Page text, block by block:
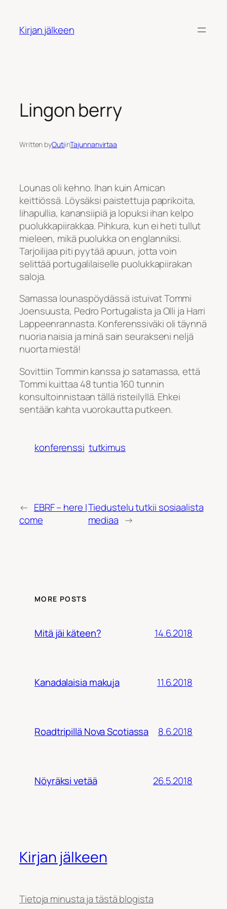
Kirjan jälkeen
Lingon berry
Written byOutiinTajunnanvirtaa
Lounas oli kehno. Ihan kuin Amican
keittiössä. Löysäksi paistettuja paprikoita,
lihapullia, kanansiipiä ja lopuksi ihan kelpo
puolukkapiirakkaa. Pihkura, kun ei heti tullut
mieleen, mikä puolukka on englanniksi.
Tarjoilijaa piti pyytää apuun, jotta voin
selittää portugalilaiselle puolukkapiirakan
saloja.
Samassa lounaspöydässä istuivat Tommi
Joensuusta, Pedro Portugalista ja Olli ja Harri
Lappeenrannasta. Konferenssiväki oli täynnä
nuoria naisia ja minä sain seurakseni neljä
nuorta miestä!
Sovittiin Tommin kanssa jo satamassa, että
Tommi kuittaa 48 tuntia 160 tunnin
konsultoinnistaan tällä risteilyllä. Ehkei
sentään kahta vuorokautta putkeen.
konferenssi tutkimus
← EBRF – here I
come
Tiedustelu tutkii sosiaalista
mediaa →
MORE POSTS
Mitä jäi käteen? 14.6.2018
Kanadalaisia makuja 11.6.2018
Roadtripillä Nova Scotiassa 8.6.2018
Nöyräksi vetää 26.5.2018
Kirjan jälkeen
Tietoja minusta ja tästä blogista